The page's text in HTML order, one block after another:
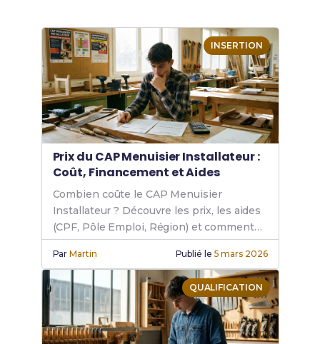
INSERTION
Prix du CAP Menuisier Installateur :
Coût, Financement et Aides
Combien coûte le CAP Menuisier
Installateur ? Découvre les prix, les aides
(CPF, Pôle Emploi, Région) et comment
financer ta formation.
ParMartin Publié le 5 mars 2026
QUALIFICATION